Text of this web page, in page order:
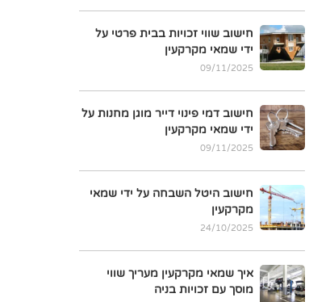
חישוב שווי זכויות בבית פרטי על
ידי שמאי מקרקעין
09/11/2025
חישוב דמי פינוי דייר מוגן מחנות על
ידי שמאי מקרקעין
09/11/2025
חישוב היטל השבחה על ידי שמאי
מקרקעין
24/10/2025
איך שמאי מקרקעין מעריך שווי
מוסך עם זכויות בניה